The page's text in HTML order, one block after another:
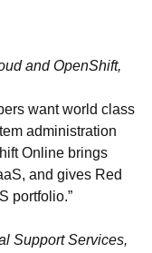
and OpenShift,
want world class
administration
Online brings
and gives Red
portfolio.”
Support Services,